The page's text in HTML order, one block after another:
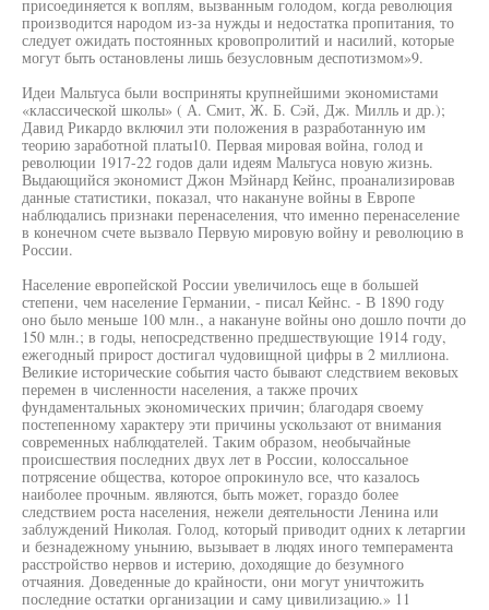
присоединяется к воплям, вызванным голодом, когда революция
производится народом из-за нужды и недостатка пропитания, то
следует ожидать постоянных кровопролитий и насилий, которые
могут быть остановлены лишь безусловным деспотизмом»9.
Идеи Мальтуса были восприняты крупнейшими экономистами
«классической школы» ( А. Смит, Ж. Б. Сэй, Дж. Милль и др.);
Давид Рикардо включил эти положения в разработанную им
теорию заработной платы10. Первая мировая война, голод и
революции 1917-22 годов дали идеям Мальтуса новую жизнь.
Выдающийся экономист Джон Мэйнард Кейнс, проанализировав
данные статистики, показал, что накануне войны в Европе
наблюдались признаки перенаселения, что именно перенаселение
в конечном счете вызвало Первую мировую войну и революцию в
России.
Население европейской России увеличилось еще в большей
степени, чем население Германии, - писал Кейнс. - В 1890 году
оно было меньше 100 млн., а накануне войны оно дошло почти до
150 млн.; в годы, непосредственно предшествующие 1914 году,
ежегодный прирост достигал чудовищной цифры в 2 миллиона.
Великие исторические события часто бывают следствием вековых
перемен в численности населения, а также прочих
фундаментальных экономических причин; благодаря своему
постепенному характеру эти причины ускользают от внимания
современных наблюдателей. Таким образом, необычайные
происшествия последних двух лет в России, колоссальное
потрясение общества, которое опрокинуло все, что казалось
наиболее прочным. являются, быть может, гораздо более
следствием роста населения, нежели деятельности Ленина или
заблуждений Николая. Голод, который приводит одних к летаргии
и безнадежному унынию, вызывает в людях иного темперамента
расстройство нервов и истерию, доходящие до безумного
отчаяния. Доведенные до крайности, они могут уничтожить
последние остатки организации и саму цивилизацию.» 11